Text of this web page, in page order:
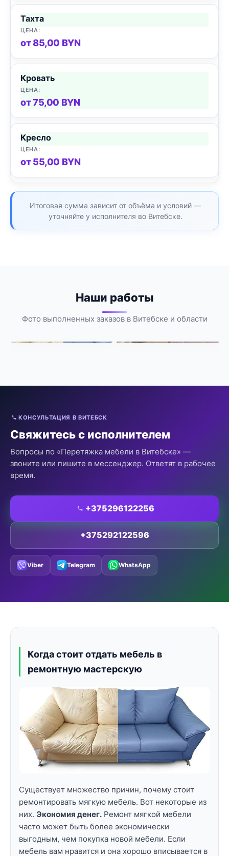
Тахта
от 85,00 BYN
Кровать
от 75,00 BYN
Кресло
от 55,00 BYN
Итоговая сумма зависит от объёма и условий —
уточняйте у исполнителя во Витебске.
Наши работы
Фото выполненных заказов в Витебске и области
КОНСУЛЬТАЦИЯ В ВИТЕБСК
Свяжитесь с исполнителем
Вопросы по «Перетяжка мебели в Витебске» —
звоните или пишите в мессенджер. Ответят в рабочее
время.
+375296122256
+375292122596
Viber Telegram WhatsApp
Когда стоит отдать мебель в
ремонтную мастерскую
Существует множество причин, почему стоит
ремонтировать мягкую мебель. Вот некоторые из
них. Экономия денег. Ремонт мягкой мебели
часто может быть более экономически
выгодным, чем покупка новой мебели. Если
мебель вам нравится и она хорошо вписывается в